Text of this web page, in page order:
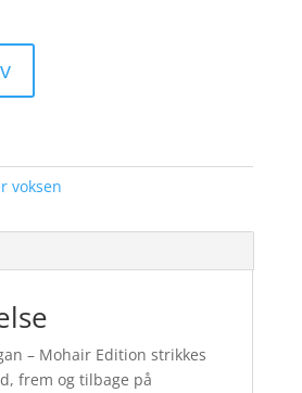
voksen
– Mohair Edition strikkes
frem og tilbage på